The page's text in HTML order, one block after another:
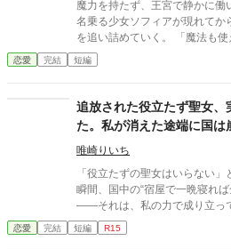
※他サイトにも掲載中です。
魔力を持たず、王宮で静かに働
名乗る少女ソフィアが現れてか
を追い詰めていく。 「魔法も使えない令嬢に、何ができるのかし
ら」 小さな嫌がらせは積み重なり、ついには王子の前で“聖女妨
害”の罪を着せられて、 レイリア
には魔力はない。 だが、“周囲
れつき持っていた。 王宮の結界を支えていたのは、実はレイリア
の存在だったのだ。 追放された令嬢は、 小さな町で魔道具屋を始
める。 その店は、なぜかどの石
―。 これは、 静かに貶められた令嬢が、 静かに世界を反転させ
るざまぁの物語。
恋愛 完結 短編
追放された役立たず聖女、
た。私が消えた途端に国
せん。元勇者の魔王様に独
唯崎りいち
「役立たずの聖女はいらない」と国
瞬間、国中の“宿屋で一晩寝れ
――それは、私の力で成り立っていたから。 混
よそに、私は元勇者だった魔王様に連れ
て勇者として魔物を虐げていた
恋愛 完結 短編 R15